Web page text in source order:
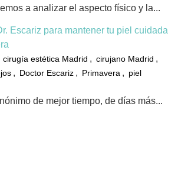
a analizar el aspecto físico y la...
Escariz para mantener tu piel cuidada
cirugía estética Madrid , cirujano Madrid ,
, Doctor Escariz , Primavera , piel
de mejor tiempo, de días más...